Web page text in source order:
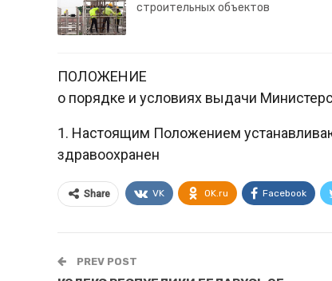
строительных объектов
ПОЛОЖЕНИЕ
о порядке и условиях выдачи
1. Настоящим Положением
здравоохранен
Share VK OK.ru Facebook
PREV POST